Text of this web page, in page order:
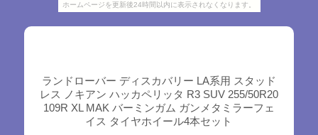
ホームページを更新後24時間以内に表示されなくなります。
ランドローバー ディスカバリー LA系用 スタッド
レス ノキアン ハッカペリッタ R3 SUV 255/50R20
109R XL MAK バーミンガム ガンメタミラーフェ
イス タイヤホイール4本セット